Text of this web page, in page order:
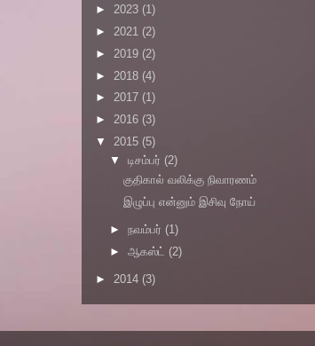
► 2023 (1)
► 2021 (2)
► 2019 (2)
► 2018 (4)
► 2017 (1)
► 2016 (3)
▼ 2015 (5)
▼ டிசம்பர் (2)
குதிகால் வலிக்கு நிவாரணம்
இழுப்பு என்னும் இசிவு நோய்
► நவம்பர் (1)
► ஆகஸ்ட் (2)
► 2014 (3)